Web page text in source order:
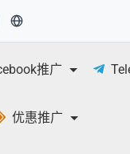
当前语言：繁体
推广
优惠推广